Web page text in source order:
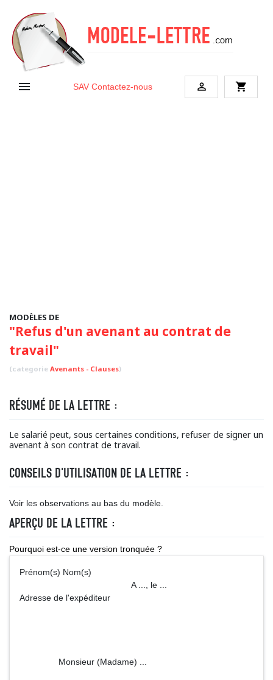
 SAV Contactez-nous  shopping_cart
MODÈLES DE
"Refus d'un avenant au contrat de
travail"
(categorie Avenants - Clauses)
RÉSUMÉ DE LA LETTRE :
Le salarié peut, sous certaines conditions, refuser de signer un
avenant à son contrat de travail.
CONSEILS D'UTILISATION DE LA LETTRE :
Voir les observations au bas du modèle.
APERÇU DE LA LETTRE :
Pourquoi est-ce une version tronquée ?
Prénom(s) Nom(s)
A ..., le ...
Adresse de l'expéditeur
Monsieur (Madame) ...